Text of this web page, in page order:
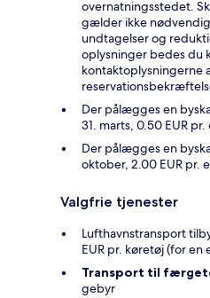
overnatningsstedet.
gælder ikke
undtagelser og
oplysninger bedes du
kontaktoplysningerne
Der pålægges en
31. marts, 0.50 EUR
Der pålægges en
oktober, 2.00 EUR pr.
Valgfrie tjenester
Lufthavnstransport
EUR pr. køretøj (for en
Transport til
gebyr